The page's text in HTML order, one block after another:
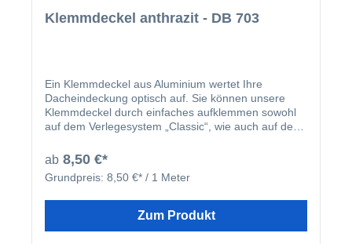
Klemmdeckel anthrazit - DB 703
Ein Klemmdeckel aus Aluminium wertet Ihre
Dacheindeckung optisch auf. Sie können unsere
Klemmdeckel durch einfaches aufklemmen sowohl
auf dem Verlegesystem „Classic“, wie auch auf dem
montiert, harmoniert der Klemmdeckel nicht nur
farblich mit Ihren restlichen Profilleisten, sondern
deckt auch ideal die Schraubenköpfe der beiden
wird nach der Montage der Verlegeprofile einfach
ab 8,50 €*
Grundpreis: 8,50 €* / 1 Meter
Zum Produkt